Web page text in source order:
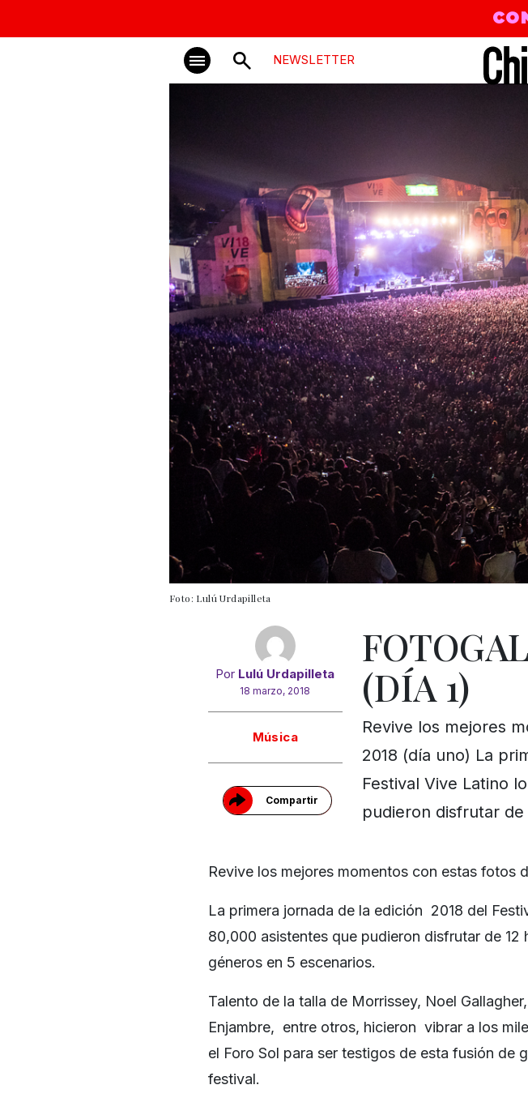
NEWSLETTER
Foto: Lulú Urdapilleta
Por Lulú Urdapilleta
18 marzo, 2018
Música
Compartir
(DÍA 1)
Revive los mejores
2018 (día uno) La
Festival Vive Latino
pudieron disfrutar
Revive los mejores momentos con estas fotos
La primera jornada de la edición 2018 del
80,000 asistentes que pudieron disfrutar de 12
géneros en 5 escenarios.
Talento de la talla de Morrissey, Noel
Enjambre, entre otros, hicieron vibrar a los
el Foro Sol para ser testigos de esta fusión de
festival.